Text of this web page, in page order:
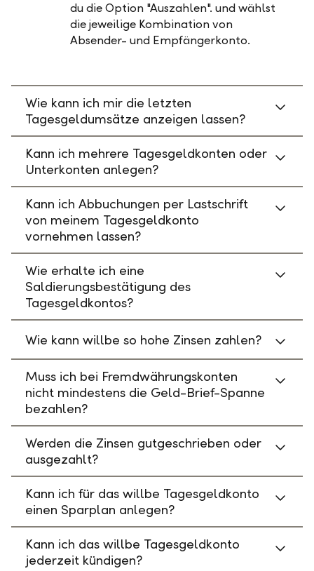
du die Option "Auszahlen". und wählst
die jeweilige Kombination von
Absender- und Empfängerkonto.
Wie kann ich mir die letzten
Tagesgeldumsätze anzeigen lassen?
Kann ich mehrere Tagesgeldkonten oder
Unterkonten anlegen?
Kann ich Abbuchungen per Lastschrift
von meinem Tagesgeldkonto
vornehmen lassen?
Wie erhalte ich eine
Saldierungsbestätigung des
Tagesgeldkontos?
Wie kann willbe so hohe Zinsen zahlen?
Muss ich bei Fremdwährungskonten
nicht mindestens die Geld-Brief-Spanne
bezahlen?
Werden die Zinsen gutgeschrieben oder
ausgezahlt?
Kann ich für das willbe Tagesgeldkonto
einen Sparplan anlegen?
Kann ich das willbe Tagesgeldkonto
jederzeit kündigen?